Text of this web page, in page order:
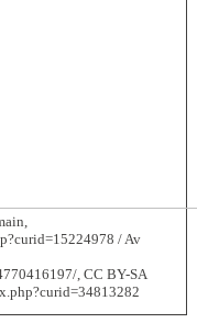
/ Av
, CC BY-SA